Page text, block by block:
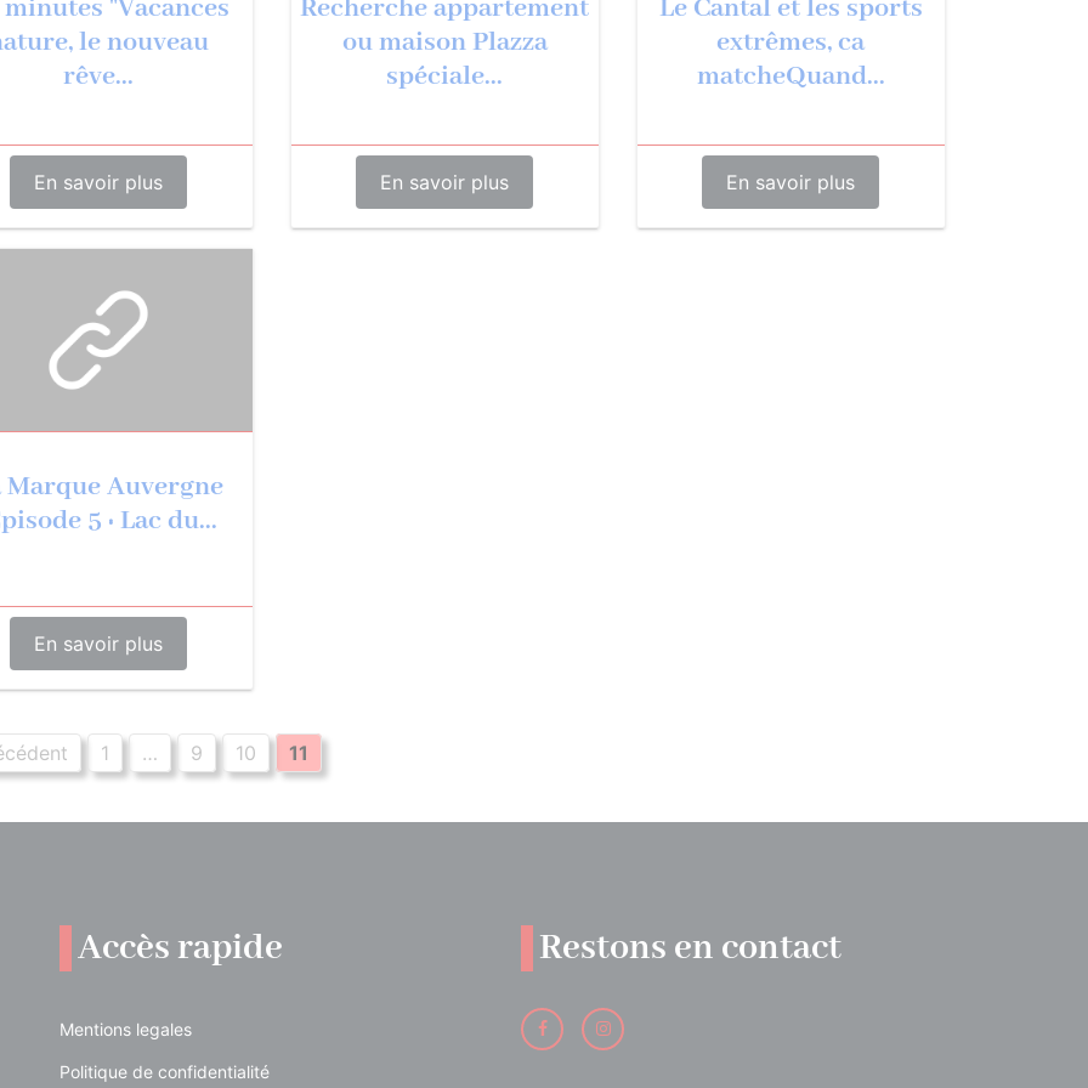
"Vacances
le nouveau
rêve...
En savoir plus
Recherche appartement
ou maison Plazza
spéciale...
En savoir plus
Le Cantal et les sports
extrêmes, ca
matcheQuand...
En savoir plus
Marque Auvergne
5 : Lac du...
En savoir plus
1 … 9 10 11
Accès rapide
Mentions legales
Politique de confidentialité
Restons en contact